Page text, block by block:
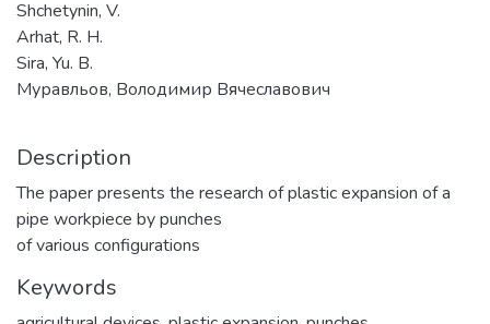
Shchetynin, V.
Arhat, R. H.
Sira, Yu. B.
Муравльов, Володимир Вячеславович
Description
The paper presents the research of plastic expansion of a
pipe workpiece by punches
of various configurations
Keywords